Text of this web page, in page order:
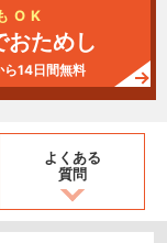
OK
おためし
ら14日間無料
よくある
質問